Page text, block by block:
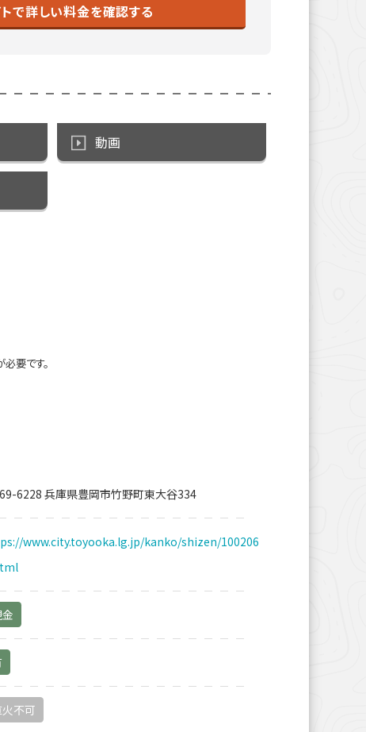
で詳しい料金を確認する
動画
要です。
6228 兵庫県豊岡市竹野町東大谷334
www.city.toyooka.lg.jp/kanko/shizen/100206
火不可